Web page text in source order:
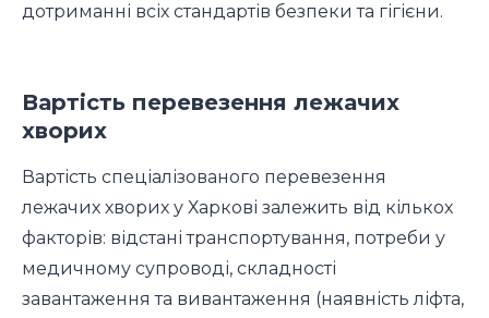
дотриманні всіх стандартів безпеки та гігієни.
Вартість перевезення лежачих
хворих
Вартість спеціалізованого перевезення
лежачих хворих у Харкові залежить від кількох
факторів: відстані транспортування, потреби у
медичному супроводі, складності
завантаження та вивантаження (наявність ліфта,